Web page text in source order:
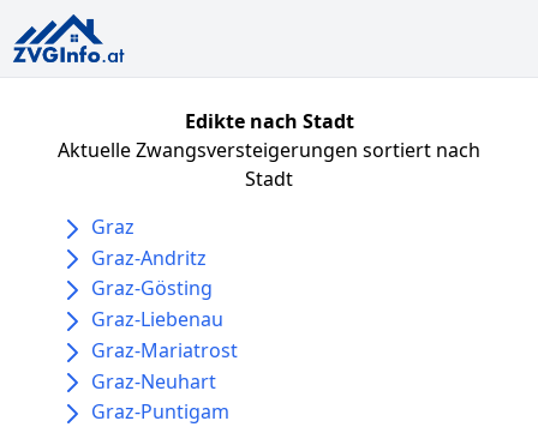
Edikte nach Stadt
Aktuelle Zwangsversteigerungen sortiert nach
Stadt
Graz
Graz-Andritz
Graz-Gösting
Graz-Liebenau
Graz-Mariatrost
Graz-Neuhart
Graz-Puntigam